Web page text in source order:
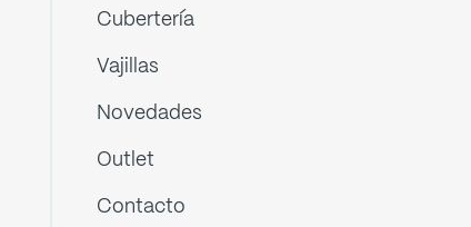
Cubertería
Vajillas
Novedades
Outlet
Contacto